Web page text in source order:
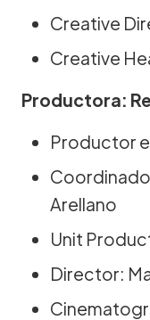
Creative
Creative
Productora:
Productor
Arellano
Unit
Director: